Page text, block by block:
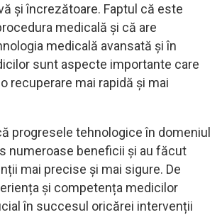
și încrezătoare. Faptul că este
medicală și că are
medicală avansată și în
sunt aspecte importante care
recuperare mai rapidă și mai
progresele tehnologice în domeniul
numeroase beneficii și au făcut
mai precise și mai sigure. De
și competența medicilor
în succesul oricărei intervenții